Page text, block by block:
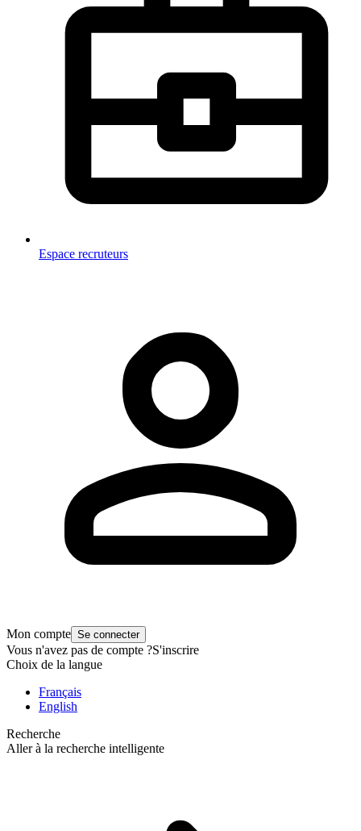
Espace recruteurs
Mon compte Se connecter
Vous n'avez pas de compte ?S'inscrire
Choix de la langue
Français
English
Recherche
Aller à la recherche intelligente